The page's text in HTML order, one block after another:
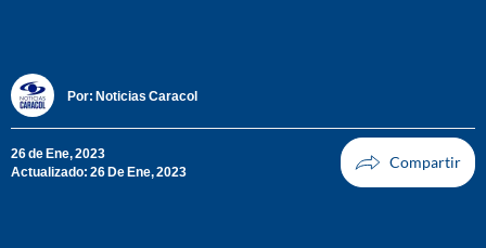
Por: Noticias Caracol
26 de Ene, 2023
Actualizado: 26 De Ene, 2023